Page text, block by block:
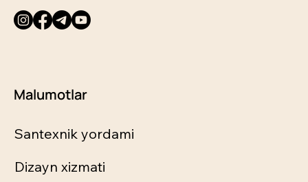
Malumotlar
Santexnik yordami
Dizayn xizmati